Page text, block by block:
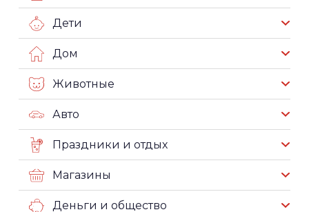
Дети
Дом
Животные
Авто
Праздники и отдых
Магазины
Деньги и общество